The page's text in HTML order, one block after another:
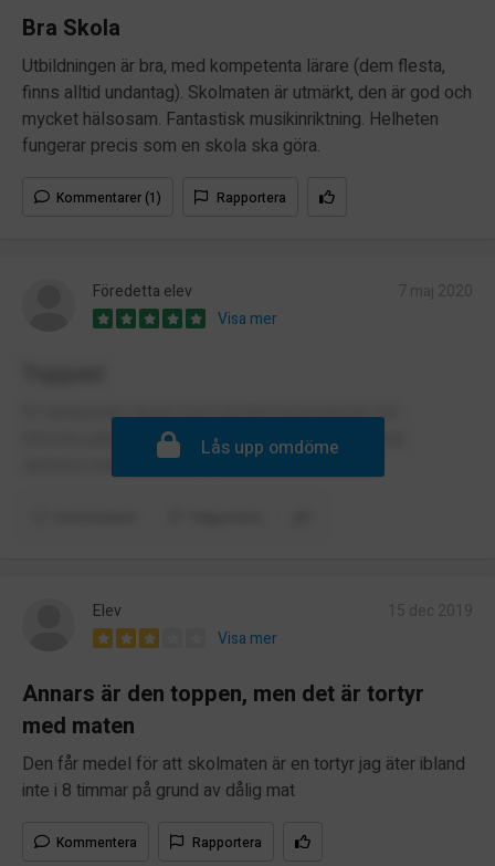
Bra Skola
Utbildningen är bra, med kompetenta lärare (dem flesta,
finns alltid undantag). Skolmaten är utmärkt, den är god och
mycket hälsosam. Fantastisk musikinriktning. Helheten
fungerar precis som en skola ska göra.
Kommentarer (1) Rapportera
Föredetta elev
Visa mer
En fantastiskt skola med otroligt kompetenta och
tillmötesgående lärare och annan personal! Kunde
definitivt inte fått gå på en bättre grundskola.
Lås upp omdöme
Elev
Visa mer
Annars är den toppen, men det är tortyr
med maten
Den får medel för att skolmaten är en tortyr jag äter ibland
inte i 8 timmar på grund av dålig mat
Kommentera Rapportera